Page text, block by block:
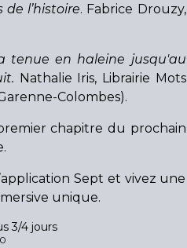
l’histoire. Fabrice Drouzy,
tenue en haleine jusqu'au
Nathalie Iris, Librairie Mots
Colombes).
chapitre du prochain
Sept et vivez une
unique.
3/4 jours